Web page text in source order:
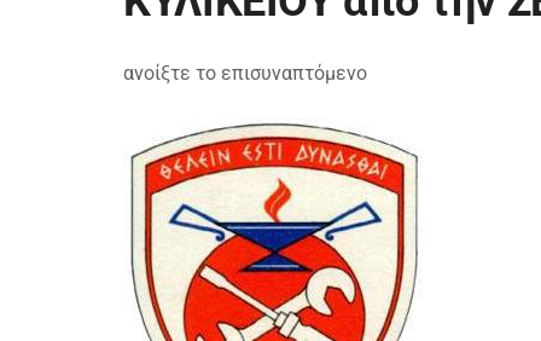
ανοίξτε το επισυναπτόμενο